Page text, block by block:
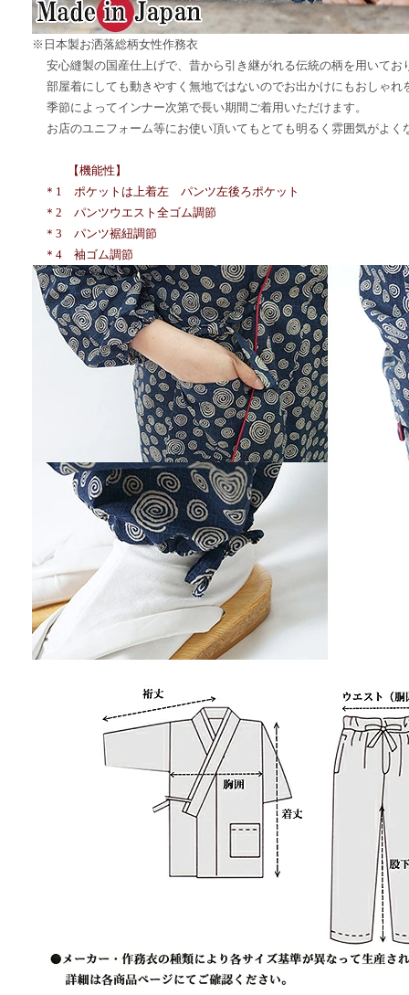
※日本製お洒落総柄女性作務衣
安心縫製の国産仕上げで、昔から引き継がれる伝統の柄を用いてお
部屋着にしても動きやすく無地ではないのでお出かけにもおしゃれ
季節によってインナー次第で長い期間ご着用いただけます。
お店のユニフォーム等にお使い頂いてもとても明るく雰囲気がよく
【機能性】
＊1 ポケットは上着左 パンツ左後ろポケット
＊2 パンツウエスト全ゴム調節
＊3 パンツ裾紐調節
＊4 袖ゴム調節